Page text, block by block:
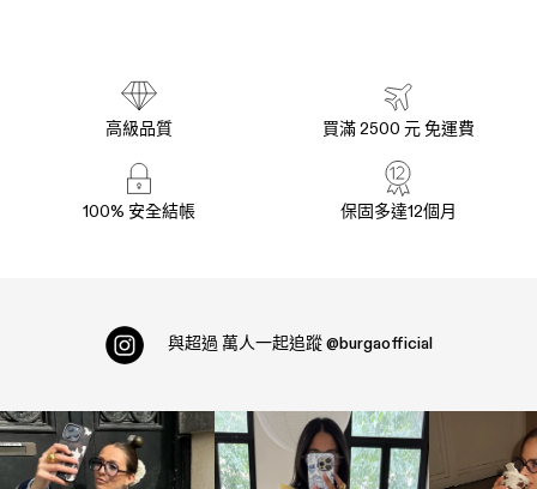
高級品質 買滿 2500 元 免運費
100% 安全結帳 保固多達12個月
與超過 萬人一起追蹤 @burgaofficial